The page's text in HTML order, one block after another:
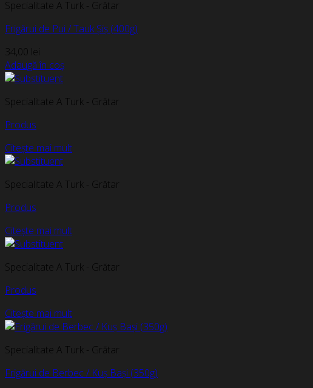
Specialitate A Turk - Grătar
Frigărui de Pui / Tauk Șiș (400g)
34,00 lei
Adaugă în coș
Specialitate A Turk - Grătar
Produs
Citește mai mult
Specialitate A Turk - Grătar
Produs
Citește mai mult
Specialitate A Turk - Grătar
Produs
Citește mai mult
Specialitate A Turk - Grătar
Frigărui de Berbec / Kuș Bași (350g)